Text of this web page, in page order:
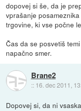
dopovej si še, da je
vprašanje
trgovine, ki vse počne
Čas da se posvetiš
napačno smer.
Brane2
:: 16. dec 2011,
Dopovej si, da ni